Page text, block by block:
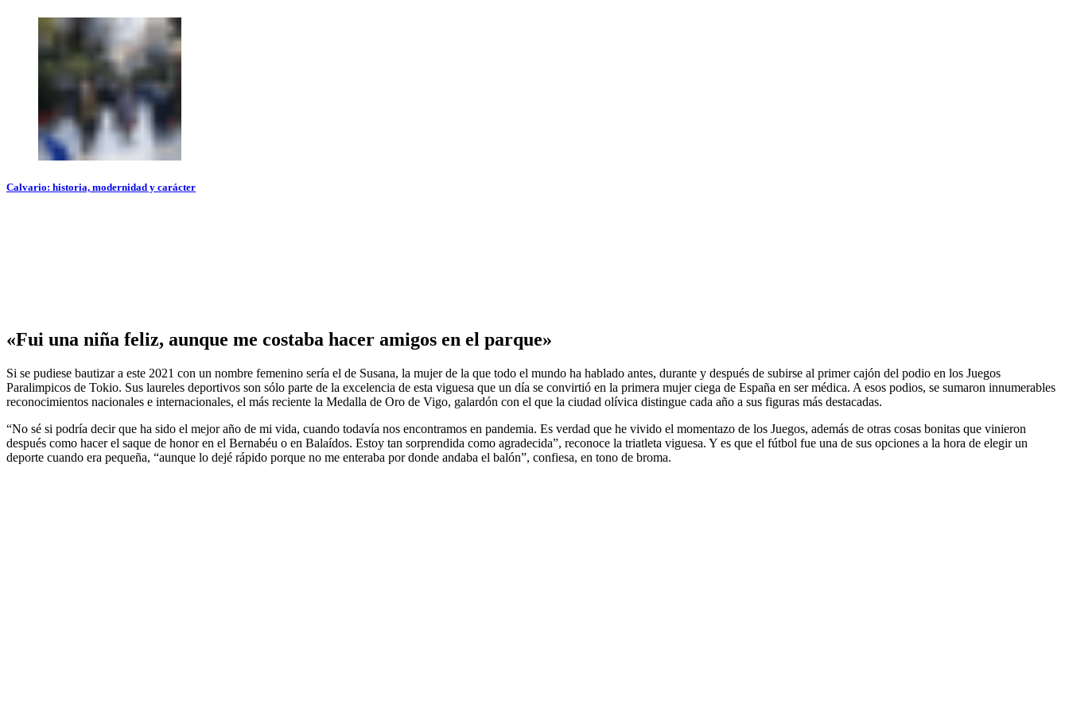
Calvario: historia, modernidad y carácter
«Fui una niña feliz, aunque me costaba hacer amigos en el parque»
Si se pudiese bautizar a este 2021 con un nombre femenino sería el de Susana, la mujer de la que todo el mundo ha hablado antes, durante y después de subirse al primer cajón del podio en los Juegos
Paralimpicos de Tokio. Sus laureles deportivos son sólo parte de la excelencia de esta viguesa que un día se convirtió en la primera mujer ciega de España en ser médica. A esos podios, se sumaron innumerables
reconocimientos nacionales e internacionales, el más reciente la Medalla de Oro de Vigo, galardón con el que la ciudad olívica distingue cada año a sus figuras más destacadas.
“No sé si podría decir que ha sido el mejor año de mi vida, cuando todavía nos encontramos en pandemia. Es verdad que he vivido el momentazo de los Juegos, además de otras cosas bonitas que vinieron
después como hacer el saque de honor en el Bernabéu o en Balaídos. Estoy tan sorprendida como agradecida”, reconoce la triatleta viguesa. Y es que el fútbol fue una de sus opciones a la hora de elegir un
deporte cuando era pequeña, “aunque lo dejé rápido porque no me enteraba por donde andaba el balón”, confiesa, en tono de broma.